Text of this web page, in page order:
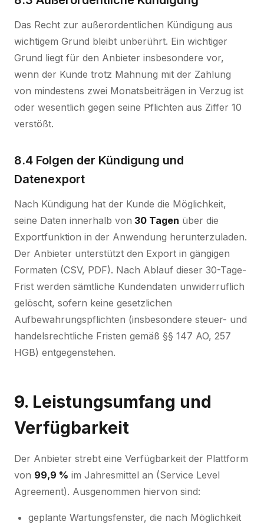
Das Recht zur außerordentlichen Kündigung aus
wichtigem Grund bleibt unberührt. Ein wichtiger
Grund liegt für den Anbieter insbesondere vor,
wenn der Kunde trotz Mahnung mit der Zahlung
von mindestens zwei Monatsbeiträgen in Verzug ist
oder wesentlich gegen seine Pflichten aus Ziffer 10
verstößt.
8.4 Folgen der Kündigung und
Datenexport
Nach Kündigung hat der Kunde die Möglichkeit,
seine Daten innerhalb von 30 Tagen über die
Exportfunktion in der Anwendung herunterzuladen.
Der Anbieter unterstützt den Export in gängigen
Formaten (CSV, PDF). Nach Ablauf dieser 30-Tage-
Frist werden sämtliche Kundendaten unwiderruflich
gelöscht, sofern keine gesetzlichen
Aufbewahrungspflichten (insbesondere steuer- und
handelsrechtliche Fristen gemäß §§ 147 AO, 257
HGB) entgegenstehen.
9. Leistungsumfang und
Verfügbarkeit
Der Anbieter strebt eine Verfügbarkeit der Plattform
von 99,9 % im Jahresmittel an (Service Level
Agreement). Ausgenommen hiervon sind:
geplante Wartungsfenster, die nach Möglichkeit